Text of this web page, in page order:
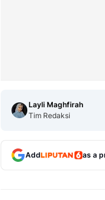
Layli Maghfirah
Tim Redaksi
Add as a